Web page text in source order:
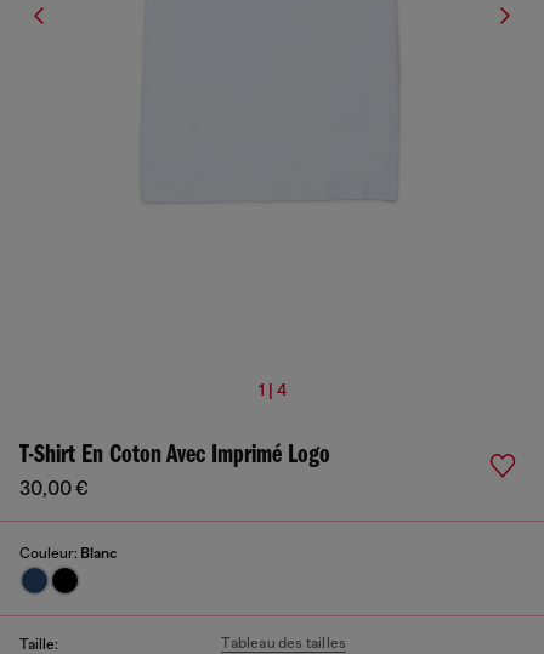
1 | 4
T-Shirt En Coton Avec Imprimé Logo
30,00 €
Couleur: Blanc
Taille: Tableau des tailles